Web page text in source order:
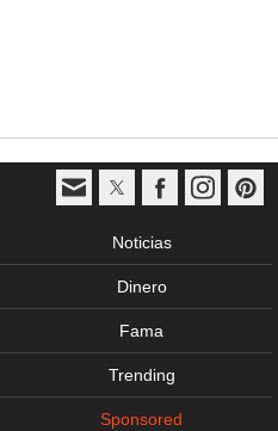
Noticias
Dinero
Fama
Trending
Sponsored